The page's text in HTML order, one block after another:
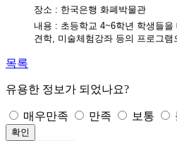
장소 : 한국은행 화폐박물관
내용 : 초등학교 4~6학년 학생들
견학, 미술체험강좌 등의 프로그램
목록
유용한 정보가 되었나요?
매우만족 만족 보통
확인